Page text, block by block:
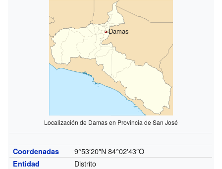
Damas
Localización de Damas en Provincia de San José
Coordenadas 9°53′20″N 84°02′43″O
Entidad
Distrito